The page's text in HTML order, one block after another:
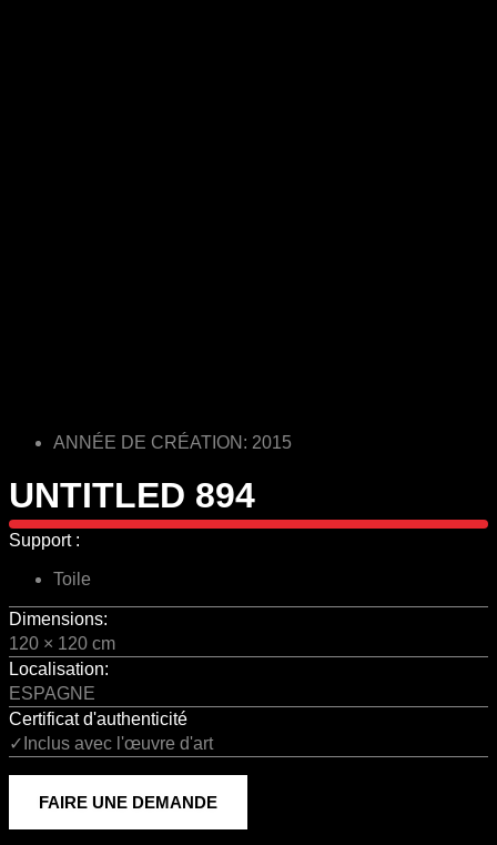
ANNÉE DE CRÉATION: 2015
UNTITLED 894
Support :
Toile
Dimensions:
120 × 120 cm
Localisation:
ESPAGNE
Certificat d'authenticité
✓Inclus avec l'œuvre d'art
FAIRE UNE DEMANDE